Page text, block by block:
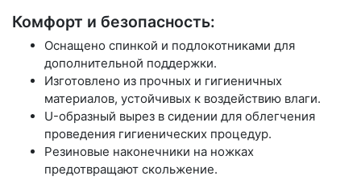
Комфорт и безопасность:
Оснащено спинкой и подлокотниками для
дополнительной поддержки.
Изготовлено из прочных и гигиеничных
материалов, устойчивых к воздействию влаги.
U-образный вырез в сидении для облегчения
проведения гигиенических процедур.
Резиновые наконечники на ножках
предотвращают скольжение.